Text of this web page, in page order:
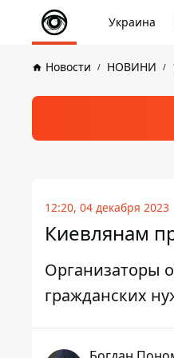
Украина
Новости НОВИНИ
12:20, 04 декабря 2023
Киевлянам
Организаторы
гражданских